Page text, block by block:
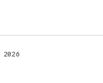
2026